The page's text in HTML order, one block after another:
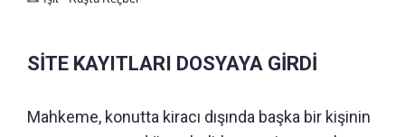
SİTE KAYITLARI DOSYAYA GİRDİ
Mahkeme, konutta kiracı dışında başka bir kişinin